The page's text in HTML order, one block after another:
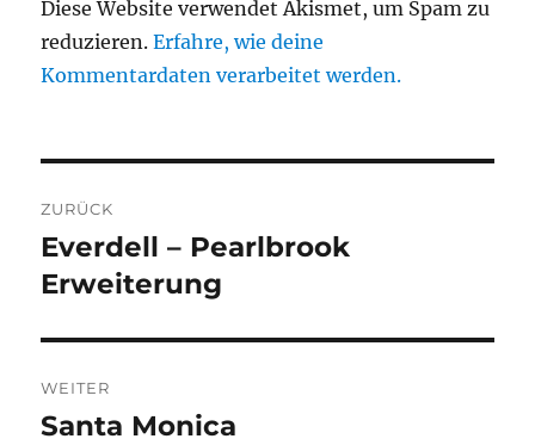
Diese Website verwendet Akismet, um Spam zu
reduzieren.Erfahre, wie deine
Kommentardaten verarbeitet werden.
ZURÜCK
Vorheriger
Beitrag:
Everdell – Pearlbrook
Erweiterung
WEITER
Nächster
Santa Monica